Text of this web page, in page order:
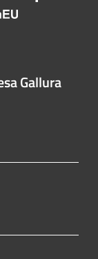
Gallura